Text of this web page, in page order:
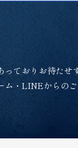
ておりお待たせ
ム・LINEからのご